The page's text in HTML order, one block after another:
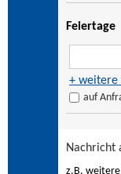
Feiertage
+ weitere
auf
Nachricht
z.B.